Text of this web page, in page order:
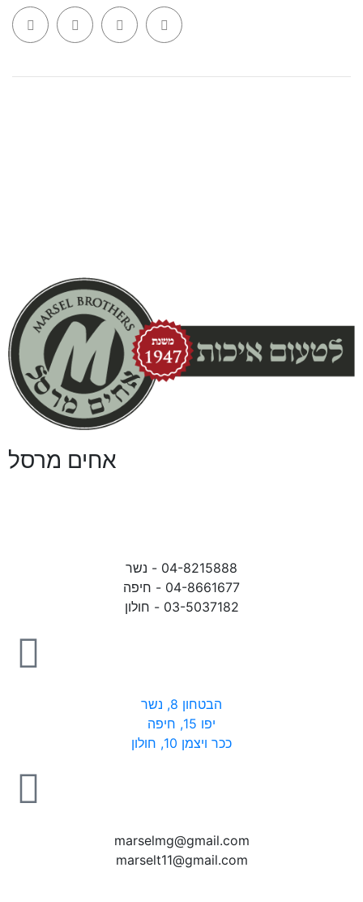
אחים מרסל
04-8215888 - נשר​
04-8661677 - חיפה
03-5037182 - חולון
הבטחון 8, נשר
יפו 15, חיפה
ככר ויצמן 10, חולון
marselmg@gmail.com
marselt11@gmail.com